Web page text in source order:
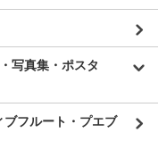
写真集・ポスタ
ブフルート・プエブ